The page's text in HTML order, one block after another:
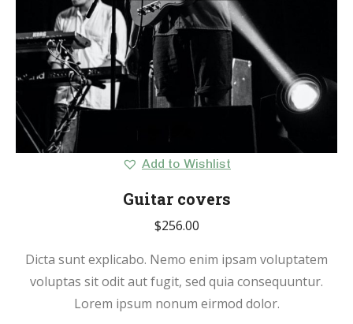
Add to Wishlist
Guitar covers
$256.00
Dicta sunt explicabo. Nemo enim ipsam voluptatem
voluptas sit odit aut fugit, sed quia consequuntur.
Lorem ipsum nonum eirmod dolor.